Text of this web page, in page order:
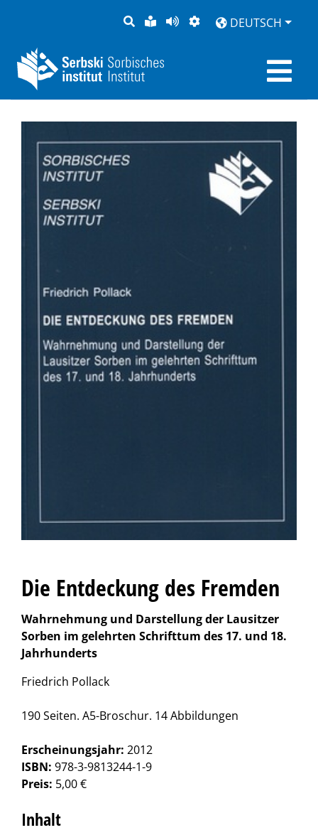
SUCHELEICHTE
SPRACHE
SEITEDARSTELLUNG
DEUTSCH
Die Entdeckung des Fremden
Wahrnehmung und Darstellung der Lausitzer
Sorben im gelehrten Schrifttum des 17. und 18.
Jahrhunderts
Friedrich Pollack
190 Seiten. A5-Broschur. 14 Abbildungen
Erscheinungsjahr: 2012
ISBN: 978-3-9813244-1-9
Preis: 5,00 €
Inhalt